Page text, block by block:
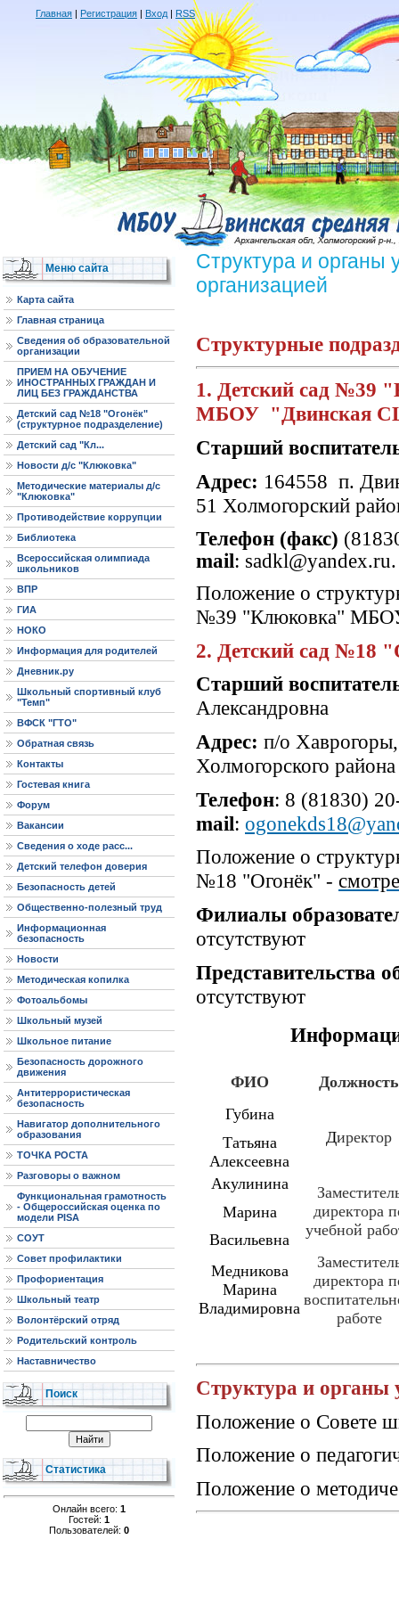
Главная | Регистрация | Вход | RSS
Меню сайта
Карта сайта
Главная страница
Сведения об образовательной
организации
ПРИЕМ НА ОБУЧЕНИЕ
ИНОСТРАННЫХ ГРАЖДАН И
ЛИЦ БЕЗ ГРАЖДАНСТВА
Детский сад №18 "Огонёк"
(структурное подразделение)
Детский сад "Кл...
Новости д/с "Клюковка"
Методические материалы д/с
"Клюковка"
Противодействие коррупции
Библиотека
Всероссийская олимпиада
школьников
ВПР
ГИА
НОКО
Информация для родителей
Дневник.ру
Школьный спортивный клуб
"Темп"
ВФСК "ГТО"
Обратная связь
Контакты
Гостевая книга
Форум
Вакансии
Сведения о ходе расс...
Детский телефон доверия
Безопасность детей
Общественно-полезный труд
Информационная
безопасность
Новости
Методическая копилка
Фотоальбомы
Школьный музей
Школьное питание
Безопасность дорожного
движения
Антитеррористическая
безопасность
Навигатор дополнительного
образования
ТОЧКА РОСТА
Разговоры о важном
Функциональная грамотность
- Общероссийская оценка по
модели PISA
СОУТ
Совет профилактики
Профориентация
Школьный театр
Волонтёрский отряд
Родительский контроль
Наставничество
Поиск
Статистика
Онлайн всего: 1
Гостей: 1
Пользователей: 0
Структура и органы
организацией
Структурные
1. Детский сад №39
МБОУ "Двинская
Старший
Адрес: 164558 п.
51 Холмогорский
Телефон (факс)
mail:
Положение о
№39 "Клюковка"
2. Детский сад №18
Старший
Александровна
Адрес: п/о
Холмогорского
Телефон: 8 (81830)
mail:
Положение о
№18 "Огонёк" -
Филиалы
отсутствуют
Представительства
отсутствуют
ФИО
Должность
Губина
Татьяна
Алексеевна
Директор
Акулинина
Марина
Васильевна
директора
учебной
Медникова
Марина
Владимировна
директора
работе
Структура и
Положение о Совете
Положение о
Положение о